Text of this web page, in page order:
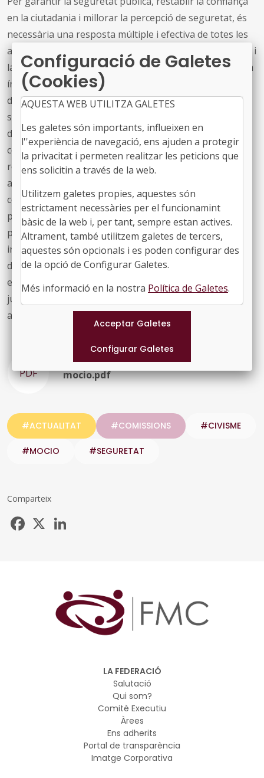
en la ciutadania i millorar la percepció de seguretat, és
necessària una resposta múltiple i efectiva de totes les
administracions. I, per tal d’incidir i millorar la seguretat i
la percepció de la ciutadania, en la moció , que adjuntem
íntegrament a la part inferior, destaquem sis àmbits
d’actuació: reconèixer l’autoritat de tots els cossos de
seguretat, reforçar la coordinació i cooperació dels
diferents cossos policials que operen a Catalunya,
concertar una estratègia de proximitat policial
respectant l’autonomia de les policies locals, però
atenen les singularitats i demandes del territori,
consolidar la prevenció i la transversalitat de les
polítiques de seguretat com a definitòries del model
policial de Catalunya, reformular i reforçar els
instruments legals per poder pal·liar nous fenòmens
delictius i les seves conseqüències i reforçar
exponencialment amb mitjans econòmics i humans els
jutjats de Catalunya per superar el col·lapse judicial
actual.
PDF mocio.pdf
#ACTUALITAT #COMISSIONS #CIVISME
#MOCIO #SEGURETAT
Comparteix
Facebook
LA FEDERACIÓ
Salutació
Qui som?
Comitè Executiu
Àrees
Ens adherits
Portal de transparència
Imatge Corporativa
Configuració de Galetes
(Cookies)
AQUESTA WEB UTILITZA GALETES
Les galetes són importants, influeixen en
l''experiència de navegació, ens ajuden a protegir
la privacitat i permeten realitzar les peticions que
ens solicitin a través de la web.
Utilitzem galetes propies, aquestes són
estrictament necessàries per el funcionamint
bàsic de la web i, per tant, sempre estan actives.
Altrament, també utilitzem galetes de tercers,
aquestes són opcionals i es poden configurar des
de la opció de Configurar Galetes.
Més informació en la nostra Política de Galetes.